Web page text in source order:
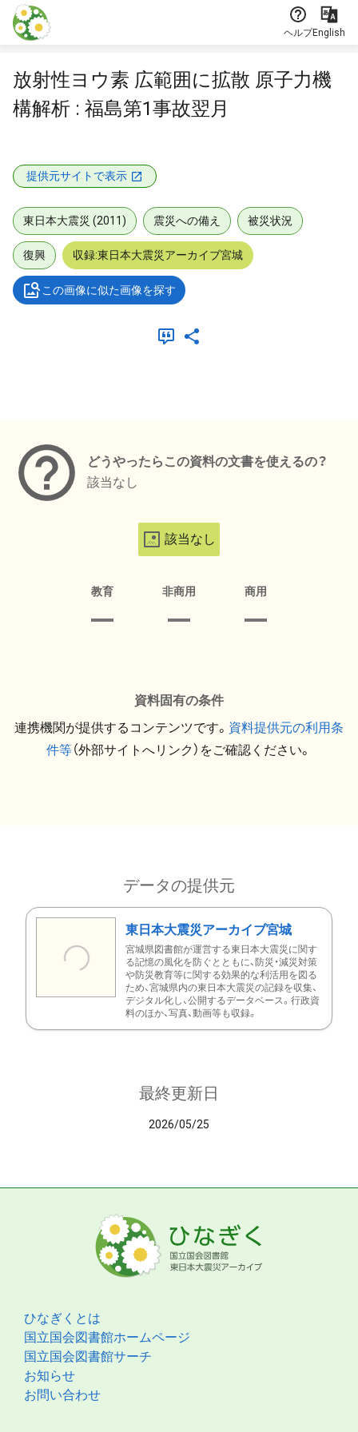
本文に飛ぶ
ヘルプEnglish
放射性ヨウ素 広範囲に拡散 原子力機
構解析 : 福島第1事故翌月
提供元サイトで表示
東日本大震災 (2011) 震災への備え 被災状況
復興 収録:東日本大震災アーカイブ宮城
この画像に似た画像を探す
どうやったらこの資料の文書を使えるの？
該当なし
該当なし
教育 非商用 商用
資料固有の条件
連携機関が提供するコンテンツです。 資料提供元の利用条
件等（外部サイトへリンク）をご確認ください。
データの提供元
東日本大震災アーカイブ宮城
宮城県図書館が運営する東日本大震災に関す
る記憶の風化を防ぐとともに、防災・減災対策
や防災教育等に関する効果的な利活用を図る
ため、宮城県内の東日本大震災の記録を収集、
デジタル化し、公開するデータベース。行政資
料のほか、写真、動画等も収録。
最終更新日
2026/05/25
ひなぎくとは
国立国会図書館ホームページ
国立国会図書館サーチ
お知らせ
お問い合わせ